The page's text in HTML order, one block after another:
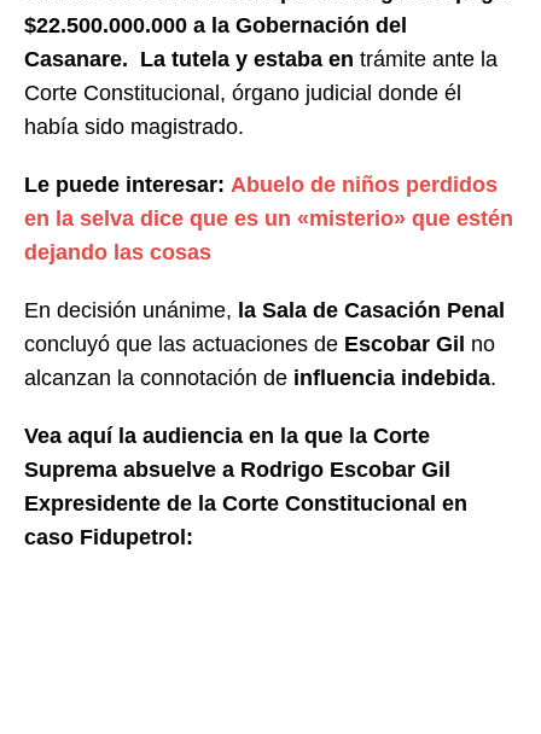
$22.500.000.000 a la Gobernación del
Casanare. La tutela y estaba en trámite ante la
Corte Constitucional, órgano judicial donde él
había sido magistrado.
Le puede interesar: Abuelo de niños perdidos
en la selva dice que es un «misterio» que estén
dejando las cosas
En decisión unánime, la Sala de Casación Penal
concluyó que las actuaciones de Escobar Gil no
alcanzan la connotación de influencia indebida.
Vea aquí la audiencia en la que la Corte
Suprema absuelve a Rodrigo Escobar Gil
Expresidente de la Corte Constitucional en
caso Fidupetrol: